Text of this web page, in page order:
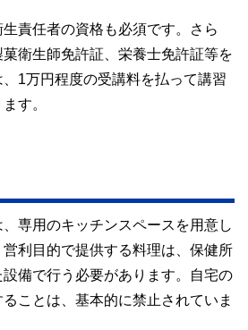
責任者の資格も必須です。さら
衛生師免許証、栄養士免許証等を
1万円程度の受講料を払って講習
す。
専用のキッチンスペースを用意し
利目的で提供する料理は、保健所
備で行う必要があります。自宅の
ことは、基本的に禁止されていま